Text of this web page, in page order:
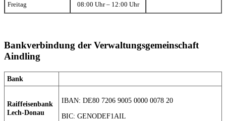
Freitag 08:00 Uhr – 12:00 Uhr
Bankverbindung der Verwaltungsgemeinschaft
Aindling
Bank
Raiffeisenbank
Lech-Donau
IBAN: DE80 7206 9005 0000 0078 20
BIC: GENODEF1AIL